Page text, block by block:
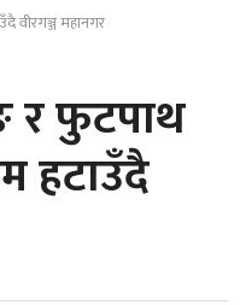
वीरगञ्ज महानगर
र फुटपाथ
हटाउँदै